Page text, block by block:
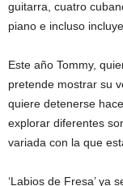
guitarra, cuatro
piano e incluso
Este año Tommy,
pretende mostrar su
quiere detenerse
explorar diferentes
variada con la que
‘Labios de Fresa’ ya